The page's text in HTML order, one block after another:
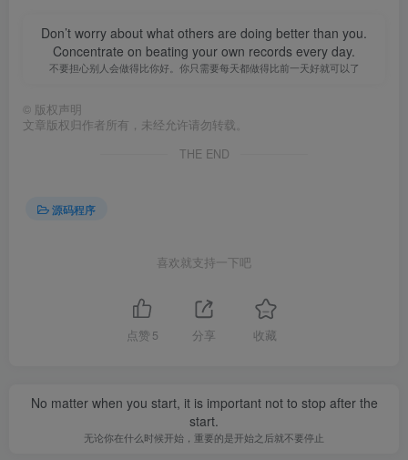
Don’t worry about what others are doing better than you.
Concentrate on beating your own records every day.
不要担心别人会做得比你好。你只需要每天都做得比前一天好就可以了
© 版权声明
文章版权归作者所有，未经允许请勿转载。
THE END
源码程序
喜欢就支持一下吧
点赞 5 分享 收藏
No matter when you start, it is important not to stop after the
start.
无论你在什么时候开始，重要的是开始之后就不要停止